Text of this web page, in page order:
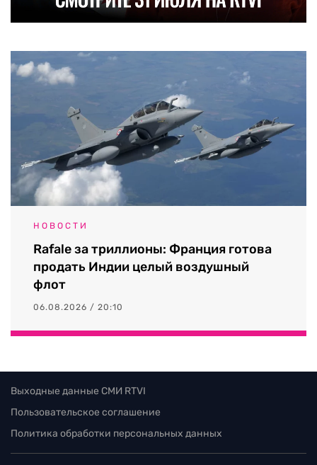
НОВОСТИ
Rafale за триллионы: Франция готова
продать Индии целый воздушный
флот
06.08.2026 / 20:10
Выходные данные СМИ RTVI
Пользовательское соглашение
Политика обработки персональных данных